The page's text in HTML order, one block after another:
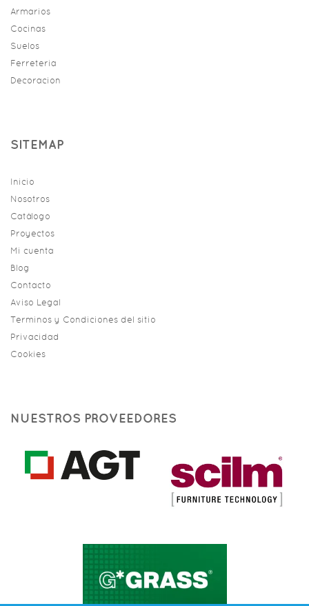
Armarios
Cocinas
Suelos
Ferreteria
Decoracion
SITEMAP
Inicio
Nosotros
Catálogo
Proyectos
Mi cuenta
Blog
Contacto
Aviso Legal
Terminos y Condiciones del sitio
Privacidad
Cookies
NUESTROS PROVEEDORES